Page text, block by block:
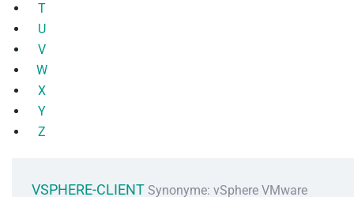
T
U
V
W
X
Y
Z
VSPHERE-CLIENT Synonyme: vSphere VMware